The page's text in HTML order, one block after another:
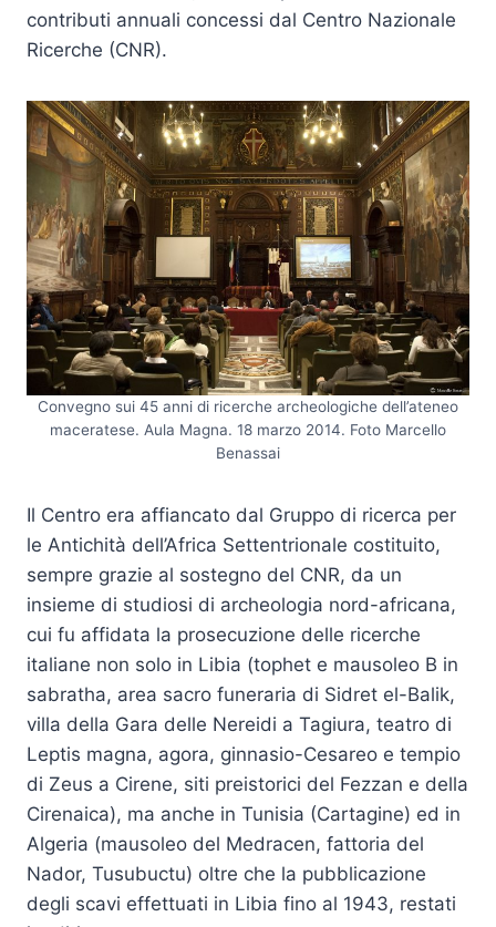
contributi annuali concessi dal Centro Nazionale
Ricerche (CNR).
Convegno sui 45 anni di ricerche archeologiche dell’ateneo
maceratese. Aula Magna. 18 marzo 2014. Foto Marcello
Benassai
Il Centro era affiancato dal Gruppo di ricerca per
le Antichità dell’Africa Settentrionale costituito,
sempre grazie al sostegno del CNR, da un
insieme di studiosi di archeologia nord-africana,
cui fu affidata la prosecuzione delle ricerche
italiane non solo in Libia (tophet e mausoleo B in
sabratha, area sacro funeraria di Sidret el-Balik,
villa della Gara delle Nereidi a Tagiura, teatro di
Leptis magna, agora, ginnasio-Cesareo e tempio
di Zeus a Cirene, siti preistorici del Fezzan e della
Cirenaica), ma anche in Tunisia (Cartagine) ed in
Algeria (mausoleo del Medracen, fattoria del
Nador, Tusubuctu) oltre che la pubblicazione
degli scavi effettuati in Libia fino al 1943, restati